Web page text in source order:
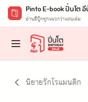
Pinto E-book ปิ่นโต
อ่านอีบุ๊กทุกแนวกว่าแสนเล่ม
นิยายรักโรแมนติก